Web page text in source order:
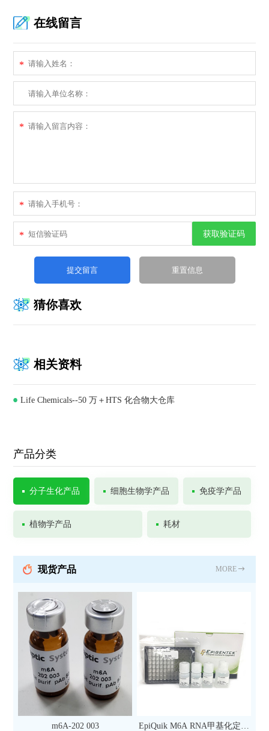
在线留言
*
*
*
* 获取验证码
猜你喜欢
相关资料
Life Chemicals--50 万＋HTS 化合物大仓库
产品分类
分子生化产品 细胞生物学产品 免疫学产品
植物学产品 耗材
现货产品 MORE
m6A-202 003
EpiQuik M6A RNA甲基化定量